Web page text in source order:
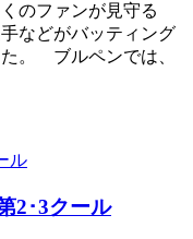
のファンが見守る
などがバッティング
。 ブルペンでは、
2･3クール